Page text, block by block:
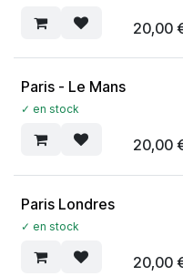
20,00
Paris - Le Mans
✓ en stock
20,00
Paris Londres
✓ en stock
20,00